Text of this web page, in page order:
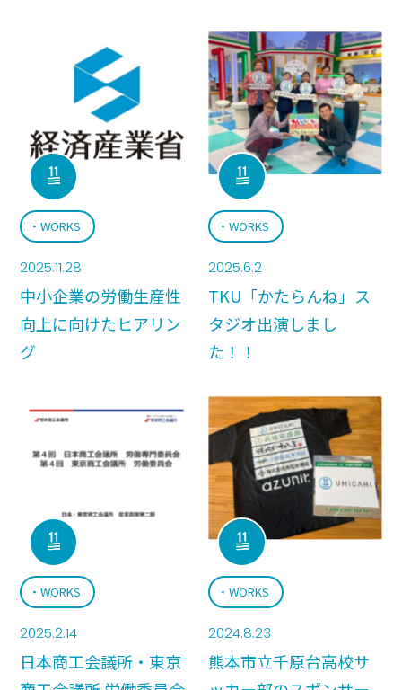
WORKS
アカデミック
お知らせ
スタッフのツブヤキ
情報公開
WORKS
2025.11.28
中小企業の労働生産性
向上に向けたヒアリン
グ
WORKS
2025.6.2
TKU「かたらんね」ス
タジオ出演しまし
た！！
WORKS
2025.2.14
日本商工会議所・東京
WORKS
2024.8.23
熊本市立千原台高校サ